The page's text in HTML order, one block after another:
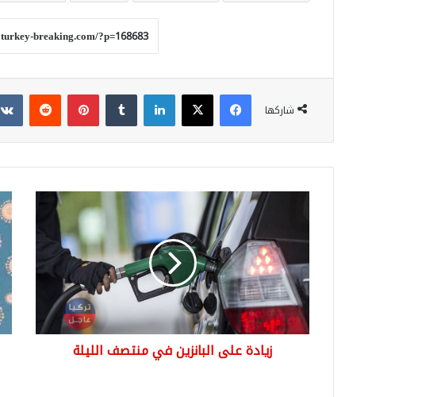
شاركها
فيسبوك‫X لينكدإن بينتيريست
في
منتصف
الليلة
زيادة على البانزين في منتصف الليلة
6.5
قد
مات
لا
حار